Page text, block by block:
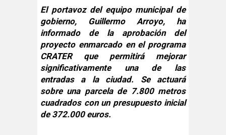
El portavoz del equipo municipal de
gobierno, Guillermo Arroyo, ha
informado de la aprobación del
proyecto enmarcado en el programa
CRATER que permitirá mejorar
significativamente una de las
entradas a la ciudad. Se actuará
sobre una parcela de 7.800 metros
cuadrados con un presupuesto inicial
de 372.000 euros.